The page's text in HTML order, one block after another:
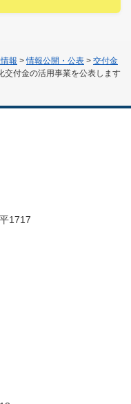
報 >情報公開・公表 > 交付金
交付金の活用事業を公表します
1717